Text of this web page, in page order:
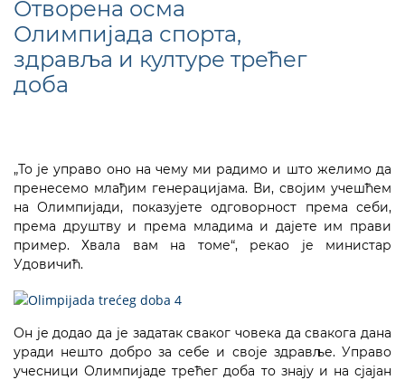
Отворена осма
Олимпијада спорта,
здравља и културе трећег
доба
„То је управо оно на чему ми радимо и што желимо да
пренесемо млађим генерацијама. Ви, својим учешћем
на Олимпијади, показујете одговорност према себи,
према друштву и према младима и дајете им прави
пример. Хвала вам на томе“, рекао је министар
Удовичић.
Он је додао да је задатак сваког човека да свакога дана
уради нешто добро за себе и своје здравље. Управо
учесници Олимпијаде трећег доба то знају и на сјајан